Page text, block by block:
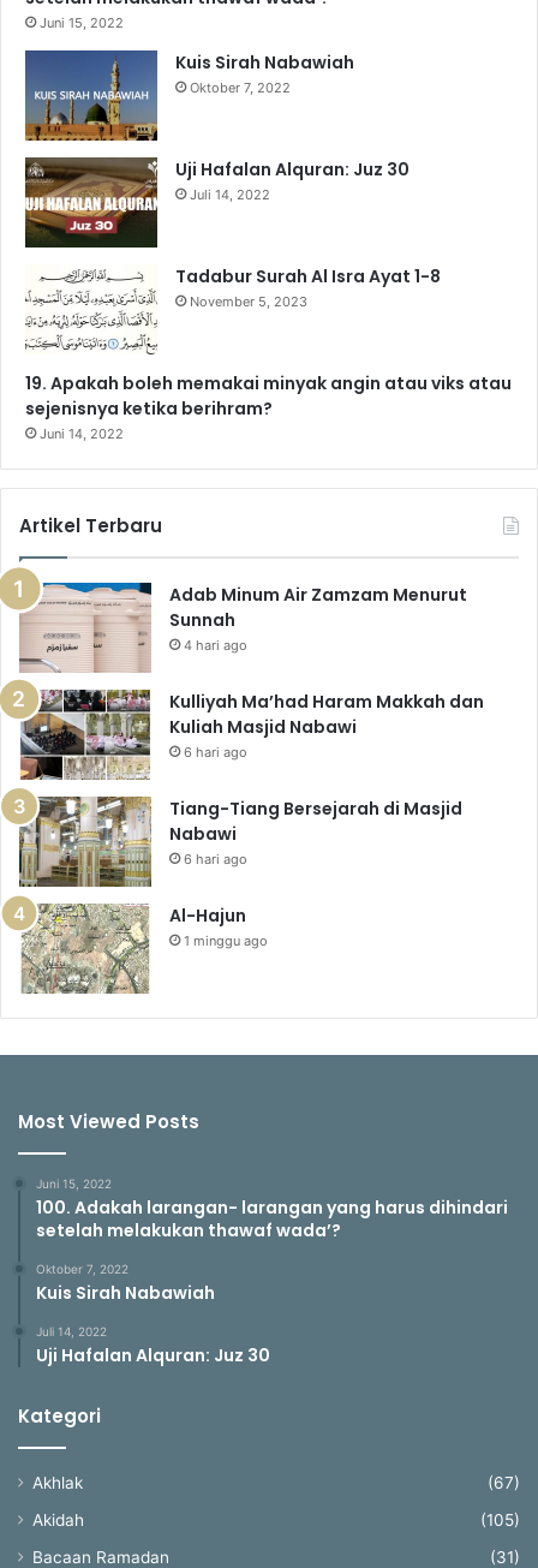
Juni 15, 2022
Kuis Sirah Nabawiah
Oktober 7, 2022
Uji Hafalan Alquran: Juz 30
Juli 14, 2022
Tadabur Surah Al Isra Ayat 1-8
November 5, 2023
19. Apakah boleh memakai minyak angin atau viks atau
sejenisnya ketika berihram?
Juni 14, 2022
Artikel Terbaru
Adab Minum Air Zamzam Menurut
Sunnah
4 hari ago
Kulliyah Ma’had Haram Makkah dan
Kuliah Masjid Nabawi
6 hari ago
Tiang-Tiang Bersejarah di Masjid
Nabawi
6 hari ago
Al-Hajun
1 minggu ago
Most Viewed Posts
Juni 15, 2022
100. Adakah larangan- larangan yang harus dihindari
setelah melakukan thawaf wada’?
Oktober 7, 2022
Kuis Sirah Nabawiah
Juli 14, 2022
Uji Hafalan Alquran: Juz 30
Kategori
Akhlak
(67)
Akidah
(105)
Bacaan Ramadan
(31)